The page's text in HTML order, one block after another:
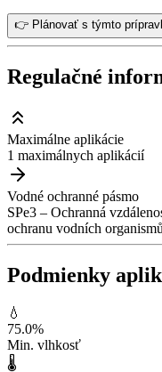
👉 Plánovať s týmto
Regulačné
Maximálne aplikácie
1 maximálnych aplikácií
Vodné ochranné pásmo
SPe3 – Ochranná
ochranu vodních
Podmienky
💧
75.0%
Min. vlhkosť
🌡️